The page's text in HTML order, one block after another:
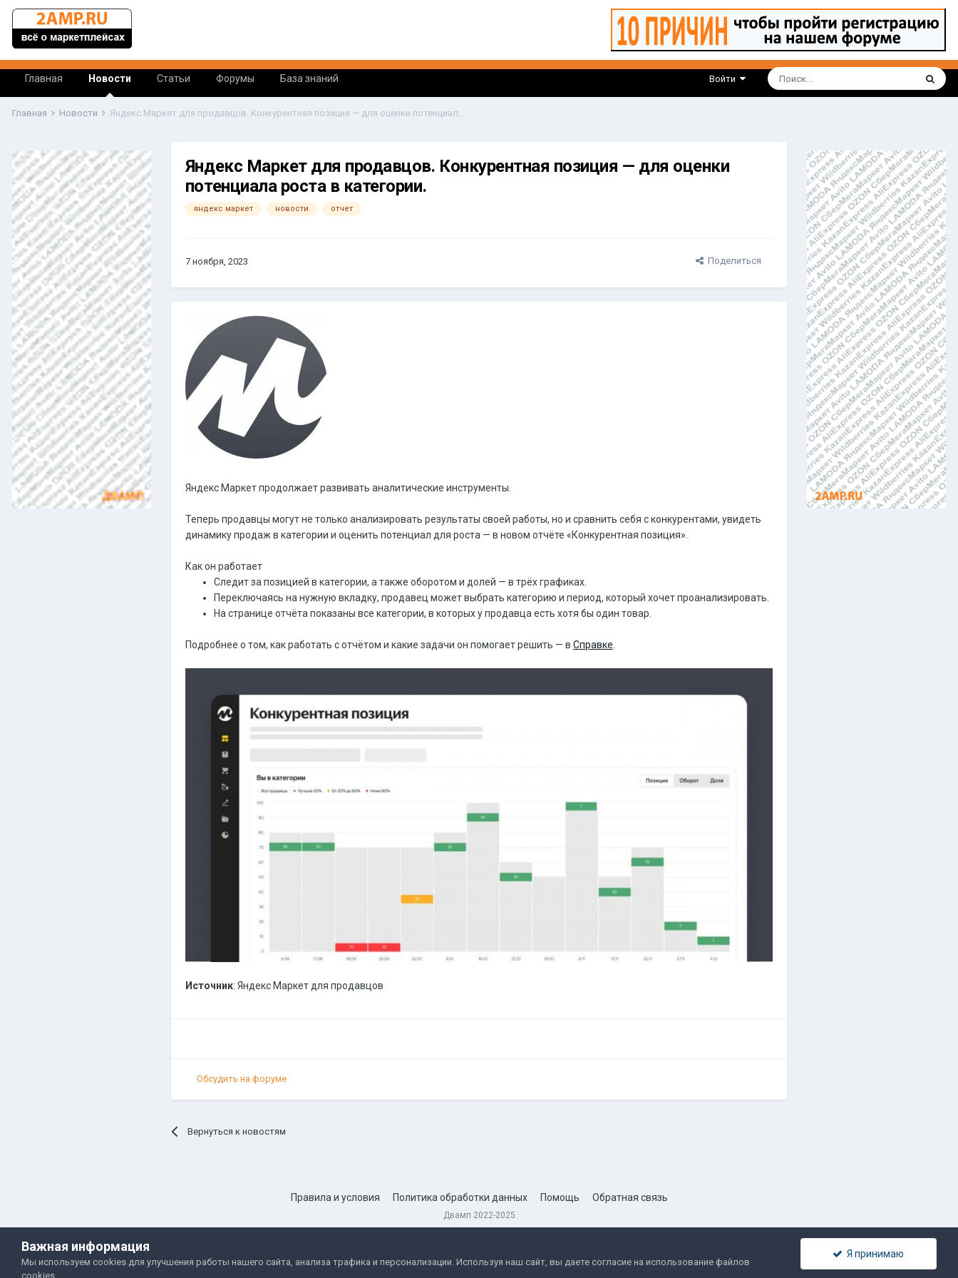
Главная Новости Статьи Форумы База знаний Войти
Главная Новости Яндекс Маркет для продавцов. Конкурентная позиция — для оценки потенциала роста в категории.
Яндекс Маркет для продавцов. Конкурентная позиция — для оценки
потенциала роста в категории.
яндекс маркет новости отчет
7 ноября, 2023 Поделиться
Яндекс Маркет продолжает развивать аналитические инструменты.
Теперь продавцы могут не только анализировать результаты своей работы, но и сравнить себя с конкурентами, увидеть
динамику продаж в категории и оценить потенциал для роста — в новом отчёте «Конкурентная позиция».
Как он работает
Следит за позицией в категории, а также оборотом и долей — в трёх графиках.
Переключаясь на нужную вкладку, продавец может выбрать категорию и период, который хочет проанализировать.
На странице отчёта показаны все категории, в которых у продавца есть хотя бы один товар.
Подробнее о том, как работать с отчётом и какие задачи он помогает решить — в Справке
Источник: Яндекс Маркет для продавцов
Обсудить на форуме
Вернуться к новостям
Правила и условия Политика обработки данных Помощь Обратная связь
Двамп 2022-2025
Важная информация
Мы используем cookies для улучшения работы нашего сайта, анализа трафика и персонализации. Используя наш сайт, вы даете согласие на использование файлов
cookies.
Я принимаю